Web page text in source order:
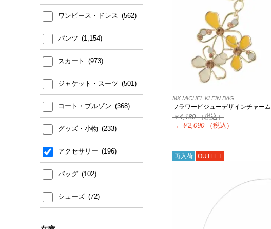
ワンピース・ドレス
パンツ
スカート
ジャケット・スーツ
コート・ブルゾン
グッズ・小物
アクセサリー
バッグ
シューズ
MK MICHEL KLEIN BAG
フラワービジューデザインチャーム
￥4,180（税込）
→
￥2,090 （税込）
再入荷 OUTLET